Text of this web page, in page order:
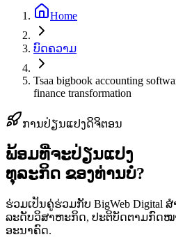
Home
ບົດຄວາມ
Tsaa bigbook accounting
finance transformation
ການປ່ຽນແປງດິຈິຕອນ
ພ້ອມທີ່ຈະປ່ຽນແປງ
ທຸລະກິດ ຂອງທ່ານບໍ?
ຮ່ວມເປັນຄູ່ຮ່ວມກັບ BigWeb Digital
ລະດັບວິສາຫະກິດ, ປະຕິບັດຕາມກົດໝ
ອະນາຄົດ.